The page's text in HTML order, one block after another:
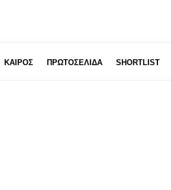
ΚΑΙΡΟΣ ΠΡΩΤΟΣΕΛΙΔΑ SHORTLIST